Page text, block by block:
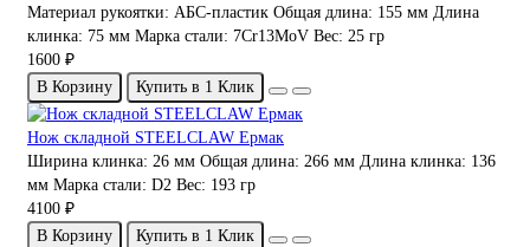
Материал рукоятки: АБС-пластик Общая длина: 155 мм Длина
клинка: 75 мм Марка стали: 7Cr13MoV Вес: 25 гр
1600 ₽
В Корзину
Купить в 1 Клик
Нож складной STEELCLAW Ермак
Ширина клинка: 26 мм Общая длина: 266 мм Длина клинка: 136
мм Марка стали: D2 Вес: 193 гр
4100 ₽
В Корзину
Купить в 1 Клик